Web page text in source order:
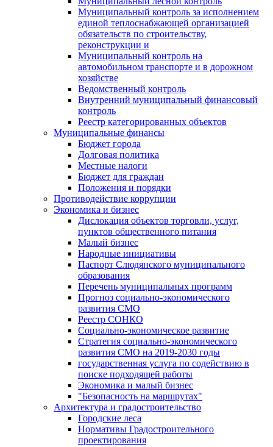
Муниципальный контроль за исполнением
единой теплоснабжающей организацией
обязательств по строительству,
реконструкции и
Муниципальный контроль на
автомобильном транспорте и в дорожном
хозяйстве
Ведомственный контроль
Внутренний муниципальный финансовый
контроль
Реестр категорированных объектов
Муниципальные финансы
Бюджет города
Долговая политика
Местные налоги
Бюджет для граждан
Положения и порядки
Противодействие коррупции
Экономика и бизнес
Дислокация объектов торговли, услуг,
пунктов общественного питания
Малый бизнес
Народные инициативы
Паспорт Слюдянского муниципального
образования
Перечень муниципальных программ
Прогноз социально-экономического
развития СМО
Реестр СОНКО
Социально-экономическое развитие
Стратегия социально-экономического
развития СМО на 2019-2030 годы
государственная услуга по содействию в
поиске подходящей работы
Экономика и малый бизнес
"Безопасность на маршрутах"
Архитектура и градостроительство
Городские леса
Нормативы Градостроительного
проектирования